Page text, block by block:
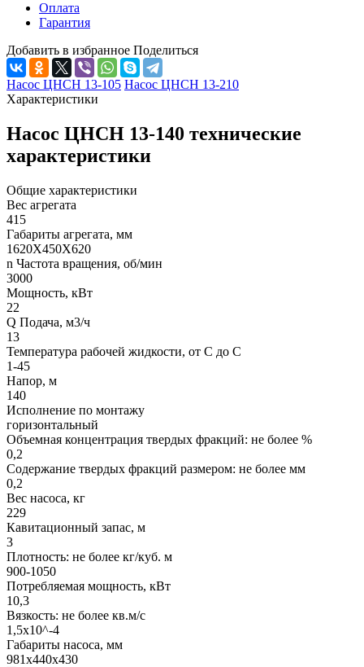
Оплата
Гарантия
Добавить в избранное Поделиться
Насос ЦНСН 13-105 Насос ЦНСН 13-210
Характеристики
Насос ЦНСН 13-140 технические
характеристики
Общие характеристики
Вес агрегата
415
Габариты агрегата, мм
1620Х450Х620
n Частота вращения, об/мин
3000
Мощность, кВт
22
Q Подача, м3/ч
13
Температура рабочей жидкости, от С до С
1-45
Напор, м
140
Исполнение по монтажу
горизонтальный
Объемная концентрация твердых фракций: не более %
0,2
Содержание твердых фракций размером: не более мм
0,2
Вес насоса, кг
229
Кавитационный запас, м
3
Плотность: не более кг/куб. м
900-1050
Потребляемая мощность, кВт
10,3
Вязкость: не более кв.м/с
1,5х10^-4
Габариты насоса, мм
981х440х430